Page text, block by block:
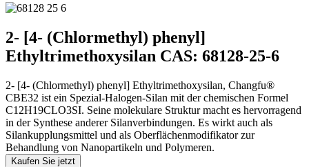
2- [4- (Chlormethyl) phenyl]
Ethyltrimethoxysilan CAS: 68128-25-6
2- [4- (Chlormethyl) phenyl] Ethyltrimethoxysilan, Changfu®
CBE32 ist ein Spezial-Halogen-Silan mit der chemischen Formel
C12H19CLO3SI. Seine molekulare Struktur macht es hervorragend
in der Synthese anderer Silanverbindungen. Es wirkt auch als
Silankupplungsmittel und als Oberflächenmodifikator zur
Behandlung von Nanopartikeln und Polymeren.
Kaufen Sie jetzt